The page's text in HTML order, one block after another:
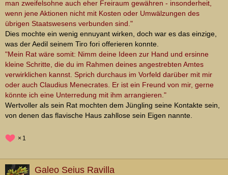
man zweifelsohne auch eher Freiraum gewähren - insonderheit,
wenn jene Aktionen nicht mit Kosten oder Umwälzungen des
übrigen Staatswesens verbunden sind."
Dies mochte ein wenig ennuyant wirken, doch war es das einzige,
was der Aedil seinem Tiro fori offerieren konnte.
"Mein Rat wäre somit: Nimm deine Ideen zur Hand und ersinne
kleine Schritte, die du im Rahmen deines angestrebten Amtes
verwirklichen kannst. Sprich durchaus im Vorfeld darüber mit mir
oder auch Claudius Menecrates. Er ist ein Freund von mir, gerne
könnte ich eine Unterredung mit ihm arrangieren."
Wertvoller als sein Rat mochten dem Jüngling seine Kontakte sein,
von denen das flavische Haus zahllose sein Eigen nannte.
1
Galeo Seius Ravilla